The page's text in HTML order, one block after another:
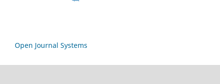
Open Journal Systems